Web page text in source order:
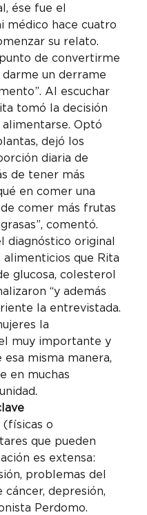
ése fue el
médico hace cuatro
su relato.
de convertirme
un derrame
Al escuchar
tomó la decisión
Optó
dejó los
diaria de
de tener más
en comer una
comer más frutas
comentó.
diagnóstico original
alimenticios que Rita
glucosa, colesterol
“y además
la entrevistada.
la
muy importante y
misma manera,
en muchas
(físicas o
que pueden
es extensa:
problemas del
depresión,
Perdomo.